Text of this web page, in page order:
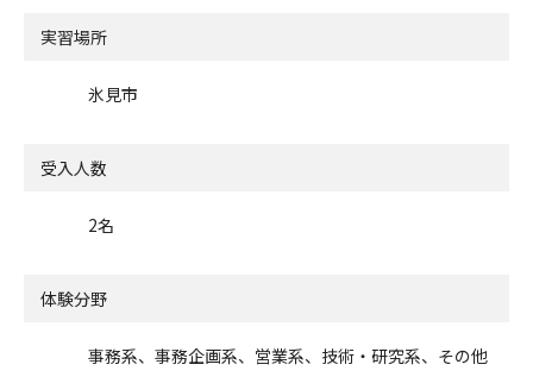
実習場所
氷見市
受入人数
2名
体験分野
事務系、事務企画系、営業系、技術・研究系、その他